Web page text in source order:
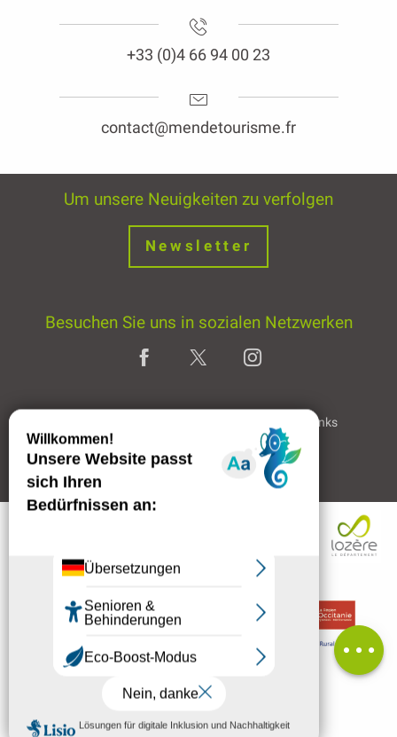
MENÜ
Beschreibung
Öffnungen
Kommentare
+33 (0)4 66 94 00 23
contact@mendetourisme.fr
Um unsere Neuigkeiten zu verfolgen
Newsletter
Besuchen Sie uns in sozialen Netzwerken
Partner & Links
Professioneller Bereich